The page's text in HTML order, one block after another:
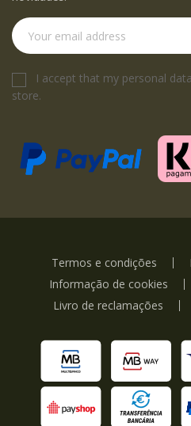
I accept that my personal
store.
Termos e condições
Informação de cookies
Livro de reclamações